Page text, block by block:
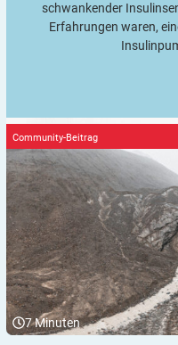
schwankender
Erfahrungen waren,
7Minuten
Community-Beitrag